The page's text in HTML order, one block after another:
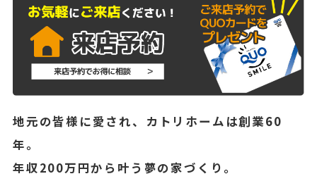
地元の皆様に愛され、カトリホームは創業60
年。
年収200万円から叶う夢の家づくり。